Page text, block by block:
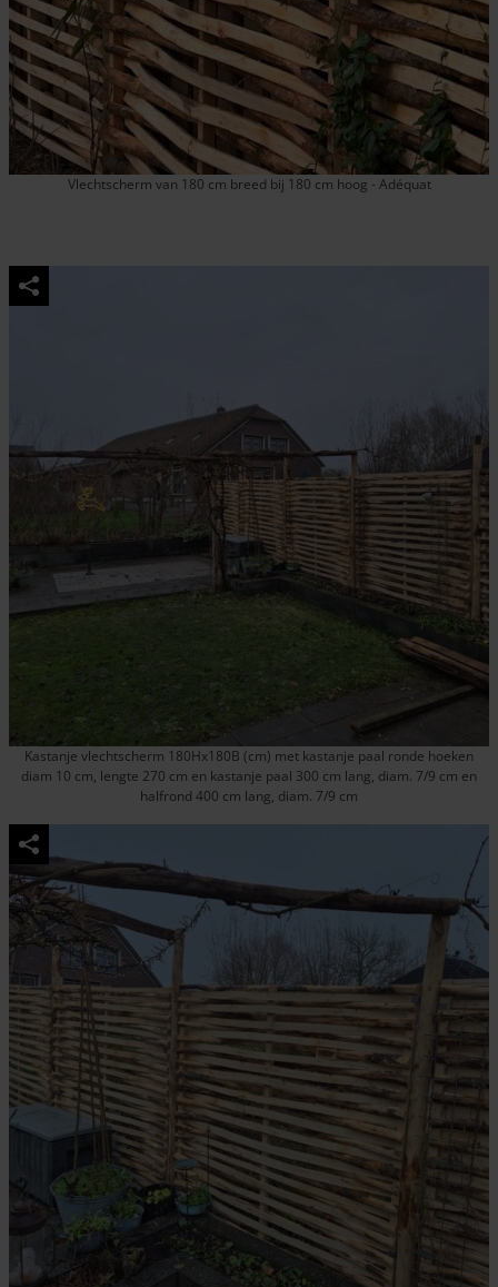
Vlechtscherm van 180 cm breed bij 180 cm hoog - Adéquat
Kastanje vlechtscherm 180Hx180B (cm) met kastanje paal ronde hoeken
diam 10 cm, lengte 270 cm en kastanje paal 300 cm lang, diam. 7/9 cm en
halfrond 400 cm lang, diam. 7/9 cm